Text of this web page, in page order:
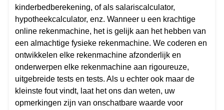
kinderbedberekening, of als salariscalculator,
hypotheekcalculator, enz. Wanneer u een krachtige
online rekenmachine, het is gelijk aan het hebben van
een almachtige fysieke rekenmachine. We coderen en
ontwikkelen elke rekenmachine afzonderlijk en
onderwerpen elke rekenmachine aan rigoureuze,
uitgebreide tests en tests. Als u echter ook maar de
kleinste fout vindt, laat het ons dan weten, uw
opmerkingen zijn van onschatbare waarde voor